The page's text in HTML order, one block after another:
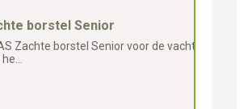
borstel Senior
Zachte borstel Senior voor de vacht